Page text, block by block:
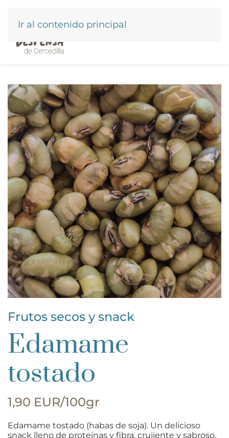
Ir al contenido principal
Frutos secos y snack
Edamame
tostado
1,90 EUR/100gr
Edamame tostado (habas de soja). Un delicioso
snack lleno de proteínas y fibra, crujiente y sabroso,